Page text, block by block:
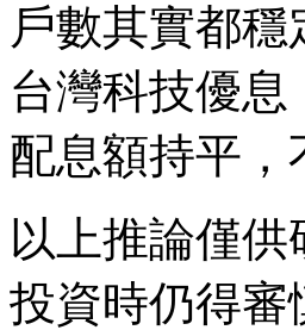
戶數其實都
台灣科技優息
配息額持平
以上推論僅
投資時仍得審